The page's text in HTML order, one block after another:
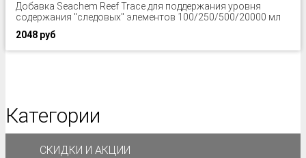
Добавка Seachem Reef Trace для поддержания уровня
содержания "следовых" элементов 100/250/500/20000 мл
2048 руб
Категории
СКИДКИ И АКЦИИ